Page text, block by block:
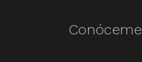
Conóceme